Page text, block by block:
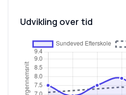
Udvikling over tid